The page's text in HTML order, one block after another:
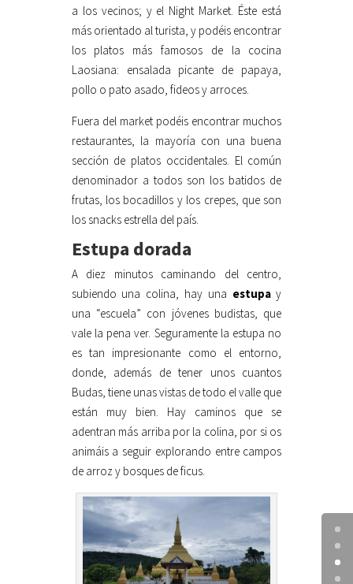
a los vecinos; y el Night Market. Éste está
más orientado al turista, y podéis encontrar
los platos más famosos de la cocina
Laosiana: ensalada picante de papaya,
pollo o pato asado, fideos y arroces.
Fuera del market podéis encontrar muchos
restaurantes, la mayoría con una buena
sección de platos occidentales. El común
denominador a todos son los batidos de
frutas, los bocadillos y los crepes, que son
los snacks estrella del país.
Estupa dorada
A diez minutos caminando del centro,
subiendo una colina, hay una estupay
una “escuela” con jóvenes budistas, que
vale la pena ver. Seguramente la estupa no
es tan impresionante como el entorno,
donde, además de tener unos cuantos
Budas, tiene unas vistas de todo el valle que
están muy bien. Hay caminos que se
adentran más arriba por la colina, por si os
animáis a seguir explorando entre campos
de arroz y bosques de ficus.